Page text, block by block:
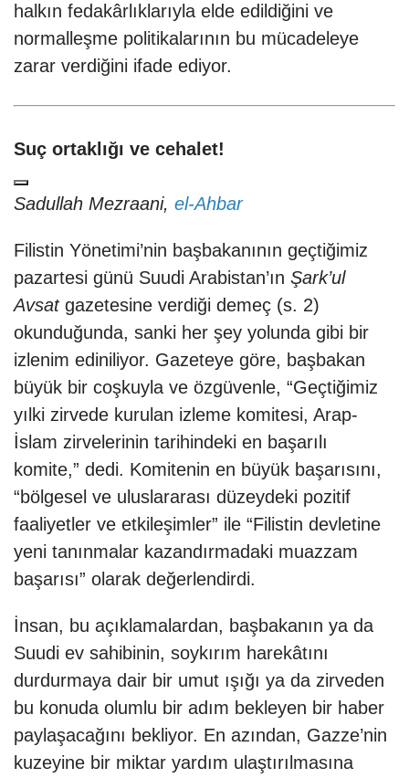
halkın fedakârlıklarıyla elde edildiğini ve
normalleşme politikalarının bu mücadeleye
zarar verdiğini ifade ediyor.
Suç ortaklığı ve cehalet!
Sadullah Mezraani, el-Ahbar
Filistin Yönetimi’nin başbakanının geçtiğimiz
pazartesi günü Suudi Arabistan’ın Şark’ul
Avsatgazetesine verdiği demeç (s. 2)
okunduğunda, sanki her şey yolunda gibi bir
izlenim ediniliyor. Gazeteye göre, başbakan
büyük bir coşkuyla ve özgüvenle, “Geçtiğimiz
yılki zirvede kurulan izleme komitesi, Arap-
İslam zirvelerinin tarihindeki en başarılı
komite,” dedi. Komitenin en büyük başarısını,
“bölgesel ve uluslararası düzeydeki pozitif
faaliyetler ve etkileşimler” ile “Filistin devletine
yeni tanınmalar kazandırmadaki muazzam
başarısı” olarak değerlendirdi.
İnsan, bu açıklamalardan, başbakanın ya da
Suudi ev sahibinin, soykırım harekâtını
durdurmaya dair bir umut ışığı ya da zirveden
bu konuda olumlu bir adım bekleyen bir haber
paylaşacağını bekliyor. En azından, Gazze’nin
kuzeyine bir miktar yardım ulaştırılmasına